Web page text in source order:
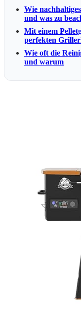
Wie
und was zu
Mit einem
perfekten
Wie oft die
und warum